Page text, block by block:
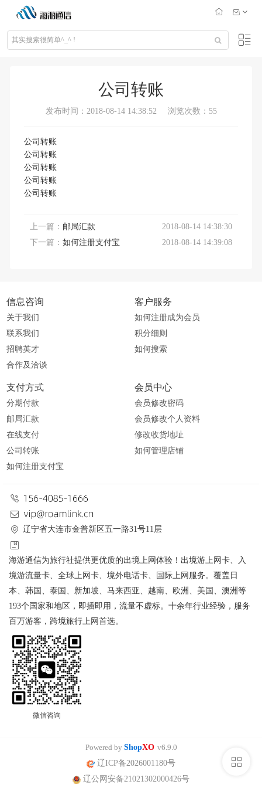
公司转账
发布时间：2018-08-14 14:38:52 浏览次数：55
公司转账
公司转账
公司转账
公司转账
公司转账
上一篇： 邮局汇款
2018-08-14 14:38:30
下一篇： 如何注册支付宝 2018-08-14 14:39:08
信息咨询
关于我们
联系我们
招聘英才
合作及洽谈
客户服务
如何注册成为会员
积分细则
如何搜索
支付方式
分期付款
邮局汇款
在线支付
公司转账
如何注册支付宝
会员中心
会员修改密码
会员修改个人资料
修改收货地址
如何管理店铺
辽宁省大连市金普新区五一路31号11层
海游通信为旅行社提供更优质的出境上网体验！出境游上网卡、入
境游流量卡、全球上网卡、境外电话卡、国际上网服务。覆盖日
本、韩国、泰国、新加坡、马来西亚、越南、欧洲、美国、澳洲等
193个国家和地区，即插即用，流量不虚标。十余年行业经验，服务
百万游客，跨境旅行上网首选。
微信咨询
Powered by ShopXO v6.9.0
辽ICP备2026001180号
辽公网安备21021302000426号